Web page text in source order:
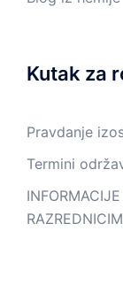
Kutak za
Pravdanje
Termini